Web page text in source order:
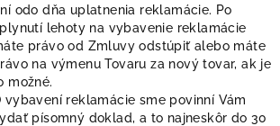
odo dňa uplatnenia reklamácie. Po
lehoty na vybavenie reklamácie
právo od Zmluvy odstúpiť alebo máte
na výmenu Tovaru za nový tovar, ak je
možné.
vybavení reklamácie sme povinní Vám
písomný doklad, a to najneskôr do 30